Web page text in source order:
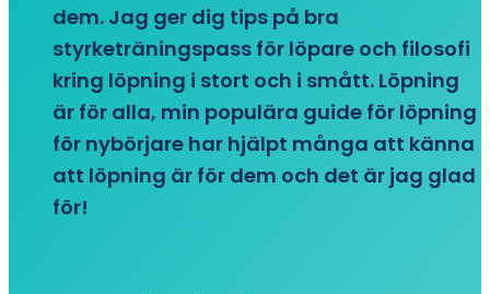
dem. Jag ger dig tips på bra
styrketräningspass för löpare och filosofi
kring löpning i stort och i smått. Löpning
är för alla, min populära guide för löpning
för nybörjare har hjälpt många att känna
att löpning är för dem och det är jag glad
för!